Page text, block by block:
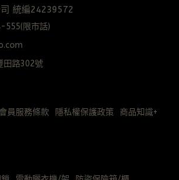
統編24239572
555(限市話)
田路302號
會員服務條款 隱私權保護政策
商品知識+